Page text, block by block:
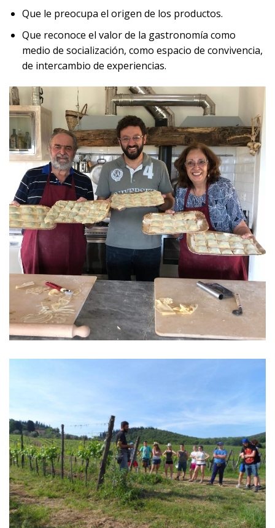
Que le preocupa el origen de los productos.
Que reconoce el valor de la gastronomía como
medio de socialización, como espacio de convivencia,
de intercambio de experiencias.